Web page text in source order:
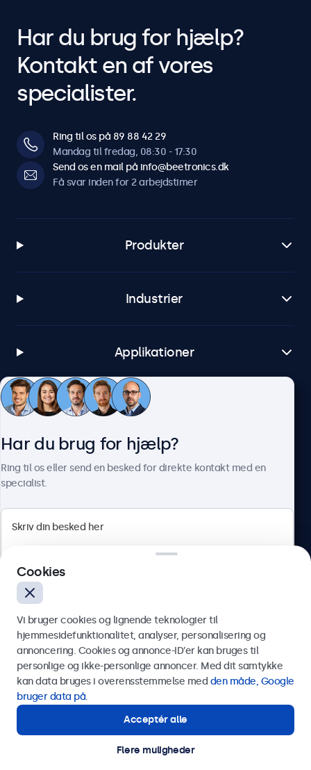
Har du brug for hjælp?
Kontakt en af vores
specialister.
Ring til os på 89 88 42 29
Mandag til fredag, 08:30 - 17:30
Send os en mail på info@beetronics.dk
Få svar inden for 2 arbejdstimer
Produkter
Industrier
Applikationer
Kundeservice
Herstedøstervej 27-29, unit A, 2620 Albertslund, Danmark
Dansk
© 2026 Beetronics
Har du brug for hjælp?
Ring til os eller send en besked for direkte kontakt med en
specialist.
Send
Eller ring til os på
Kontakt vores specialister.
Cookies
Vi bruger cookies og lignende teknologier til
hjemmesidefunktionalitet, analyser, personalisering og
annoncering. Cookies og annonce-ID’er kan bruges til
personlige og ikke-personlige annoncer. Med dit samtykke
kan data bruges i overensstemmelse med den måde, Google
bruger data på.
Acceptér alle
Flere muligheder